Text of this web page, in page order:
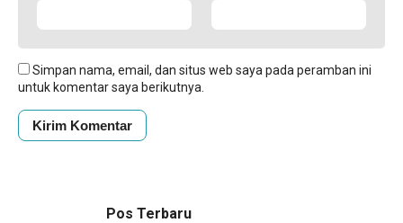
Simpan nama, email, dan situs web saya pada peramban ini
untuk komentar saya berikutnya.
Pos Terbaru